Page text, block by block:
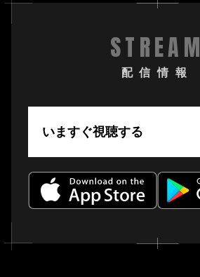
STREAM
配信情報
いますぐ視聴する